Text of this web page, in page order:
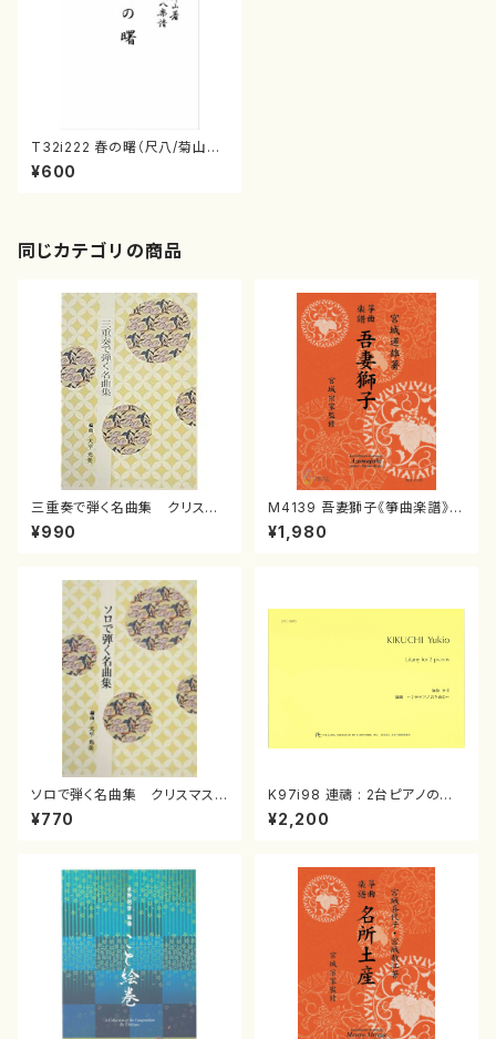
T32i222 春の曙（尺八/菊山検
校/楽譜）都山流公刊楽譜曲番:1
074
¥600
同じカテゴリの商品
三重奏で弾く名曲集 クリスマ
スメドレー( 箏2/大平光美 編
曲/楽譜）
¥990
M4139 吾妻獅子《箏曲楽譜》
（箏/宮城道雄著・宮城宗家監修/
箏曲古典楽譜）
¥1,980
ソロで弾く名曲集 クリスマス・
イブ／恋人がサンタクロース(
箏独奏 /大平光美 編曲/楽
¥770
K97i98 連禱 : 2台ピアノのた
めの（2 Pianos / 菊池 幸夫 /
楽譜）
¥2,200